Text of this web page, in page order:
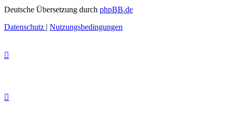
Deutsche Übersetzung durch phpBB.de
Datenschutz | Nutzungsbedingungen